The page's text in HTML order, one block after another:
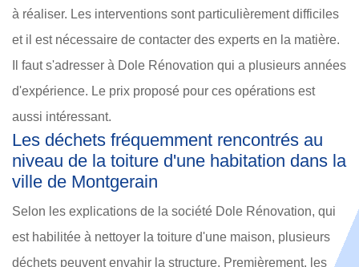
à réaliser. Les interventions sont particulièrement difficiles
et il est nécessaire de contacter des experts en la matière.
Il faut s'adresser à Dole Rénovation qui a plusieurs années
d'expérience. Le prix proposé pour ces opérations est
aussi intéressant.
Les déchets fréquemment rencontrés au
niveau de la toiture d'une habitation dans la
ville de Montgerain
Selon les explications de la société Dole Rénovation, qui
est habilitée à nettoyer la toiture d'une maison, plusieurs
déchets peuvent envahir la structure. Premièrement, les